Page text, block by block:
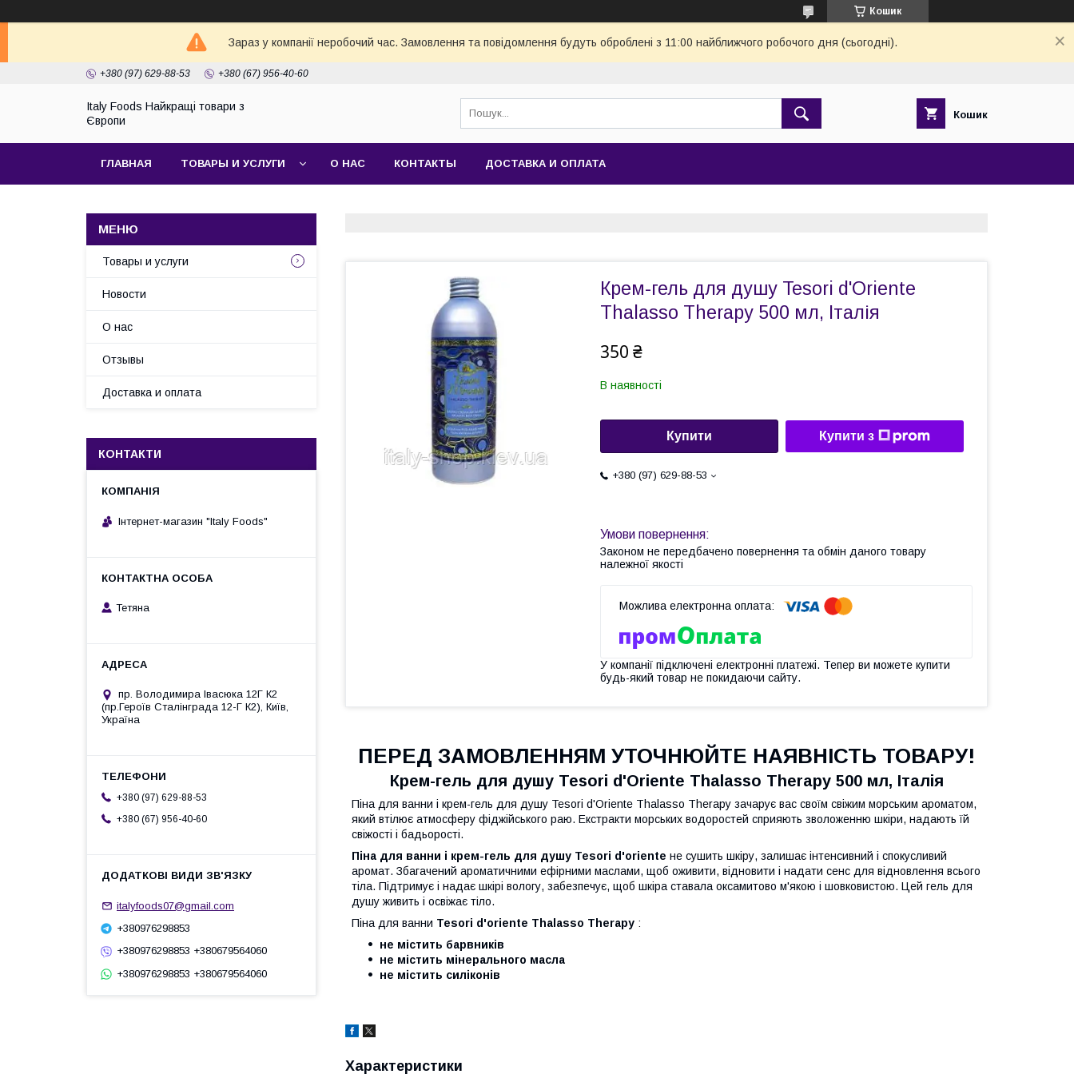
Кошик
Зараз у компанії неробочий час. Замовлення та повідомлення будуть оброблені з 11:00 найближчого робочого дня (сьогодні).
+380 (97) 629-88-53 +380 (67) 956-40-60
Italy Foods Найкращі товари з
Європи
Кошик
ГЛАВНАЯ ТОВАРЫ И УСЛУГИ О НАС КОНТАКТЫ ДОСТАВКА И ОПЛАТА
Крем-гель для душу Tesori d'Oriente
Thalasso Therapy 500 мл, Італія
350 ₴
В наявності
Купити Купити з
+380 (97) 629-88-53
Законом не передбачено повернення та обмін даного товару
належної якості
У компанії підключені електронні платежі. Тепер ви можете купити
будь-який товар не покидаючи сайту.
ПЕРЕД ЗАМОВЛЕННЯМ УТОЧНЮЙТЕ НАЯВНІСТЬ ТОВАРУ!
Крем-гель для душу Tesori d'Oriente Thalasso Therapy 500 мл, Італія
Піна для ванни і крем-гель для душу Tesori d'Oriente Thalasso Therapy зачарує вас своїм свіжим морським ароматом,
який втілює атмосферу фіджійського раю. Екстракти морських водоростей сприяють зволоженню шкіри, надають їй
свіжості і бадьорості.
Піна для ванни і крем-гель для душу Tesori d'oriente не сушить шкіру, залишає інтенсивний і спокусливий
аромат. Збагачений ароматичними ефірними маслами, щоб оживити, відновити і надати сенс для відновлення всього
тіла. Підтримує і надає шкірі вологу, забезпечує, щоб шкіра ставала оксамитово м'якою і шовковистою. Цей гель для
душу живить і освіжає тіло.
Піна для ванни Tesori d'oriente Thalasso Therapy :
не містить барвників
не містить мінерального масла
не містить силіконів
Характеристики
Товары и услуги
Новости
О нас
Отзывы
Доставка и оплата
КОНТАКТИ
Інтернет-магазин "Italy Foods"
Тетяна
пр. Володимира Івасюка 12Г К2
(пр.Героїв Сталінграда 12-Г К2), Київ,
Україна
+380 (97) 629-88-53
+380 (67) 956-40-60
italyfoods07@gmail.com
+380976298853
+380976298853 +380679564060
+380976298853 +380679564060